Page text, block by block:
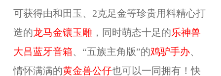
可获得由和田玉、2克足金等珍贵用料精心打
造的龙马金镶玉雕，同时萌态十足的乐神兽
大吕蓝牙音箱、“五族主角版”的鸡驴手办、
情怀满满的黄金兽公仔也可以一同拥有！快